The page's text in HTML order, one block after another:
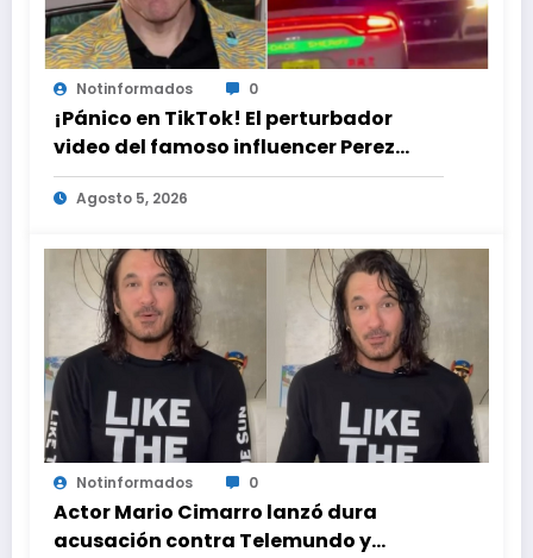
Notinformados 0
¡Pánico en TikTok! El perturbador
video del famoso influencer Perez
Hilton que obligó a sus fans a pedir
ayuda médica
Agosto 5, 2026
Notinformados 0
Actor Mario Cimarro lanzó dura
acusación contra Telemundo y